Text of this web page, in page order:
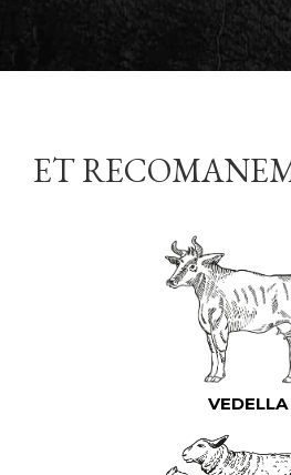
ET
VEDELLA